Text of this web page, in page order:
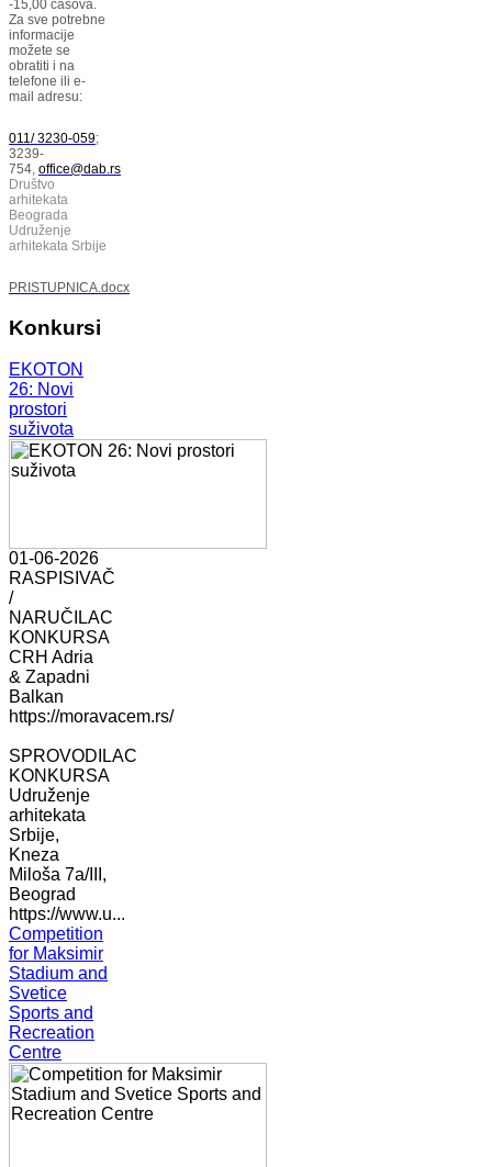
-15,00 časova.
Za sve potrebne
informacije
možete se
obratiti i na
telefone ili e-
mail adresu:
011/ 3230-059;
3239-
754, office@dab.rs
Društvo
arhitekata
Beograda
Udruženje
arhitekata Srbije
PRISTUPNICA.docx
Konkursi
EKOTON
26: Novi
prostori
suživota
01-06-2026
RASPISIVAČ
/
NARUČILAC
KONKURSA
CRH Adria
& Zapadni
Balkan
https://moravacem.rs/
SPROVODILAC
KONKURSA
Udruženje
arhitekata
Srbije,
Kneza
Miloša 7a/III,
Beograd
https://www.u...
Competition
for Maksimir
Stadium and
Svetice
Sports and
Recreation
Centre